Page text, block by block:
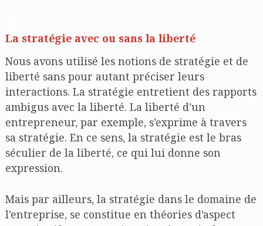
La stratégie avec ou sans la liberté
Nous avons utilisé les notions de stratégie et de
liberté sans pour autant préciser leurs
interactions. La stratégie entretient des rapports
ambigus avec la liberté. La liberté d’un
entrepreneur, par exemple, s’exprime à travers
sa stratégie. En ce sens, la stratégie est le bras
séculier de la liberté, ce qui lui donne son
expression.
Mais par ailleurs, la stratégie dans le domaine de
l’entreprise, se constitue en théories d’aspect